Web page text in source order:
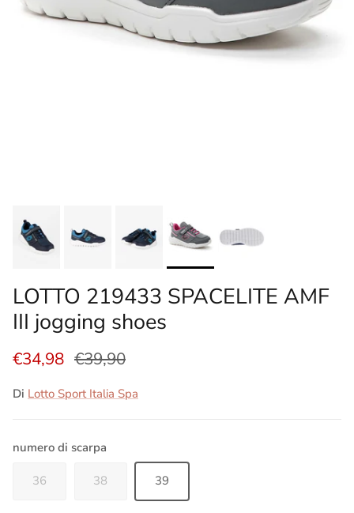
LOTTO 219433 SPACELITE AMF
III jogging shoes
€34,98 €39,90
Di Lotto Sport Italia Spa
numero di scarpa
36 38 39